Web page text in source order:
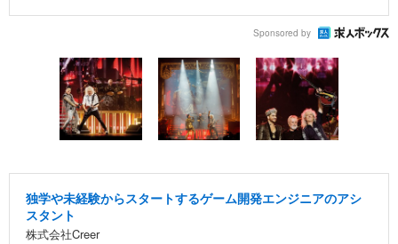
Sponsored by
独学や未経験からスタートするゲーム開発エンジニアのアシ
スタント
株式会社Creer